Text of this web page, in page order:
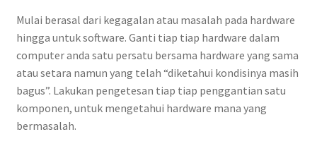
Mulai berasal dari kegagalan atau masalah pada hardware
hingga untuk software. Ganti tiap tiap hardware dalam
computer anda satu persatu bersama hardware yang sama
atau setara namun yang telah “diketahui kondisinya masih
bagus”. Lakukan pengetesan tiap tiap penggantian satu
komponen, untuk mengetahui hardware mana yang
bermasalah.